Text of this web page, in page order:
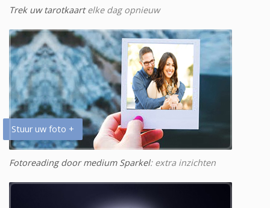
Trek uw tarotkaartelke dag opnieuw
Stuur uw foto +
Fotoreading door medium Sparkel: extra inzichten